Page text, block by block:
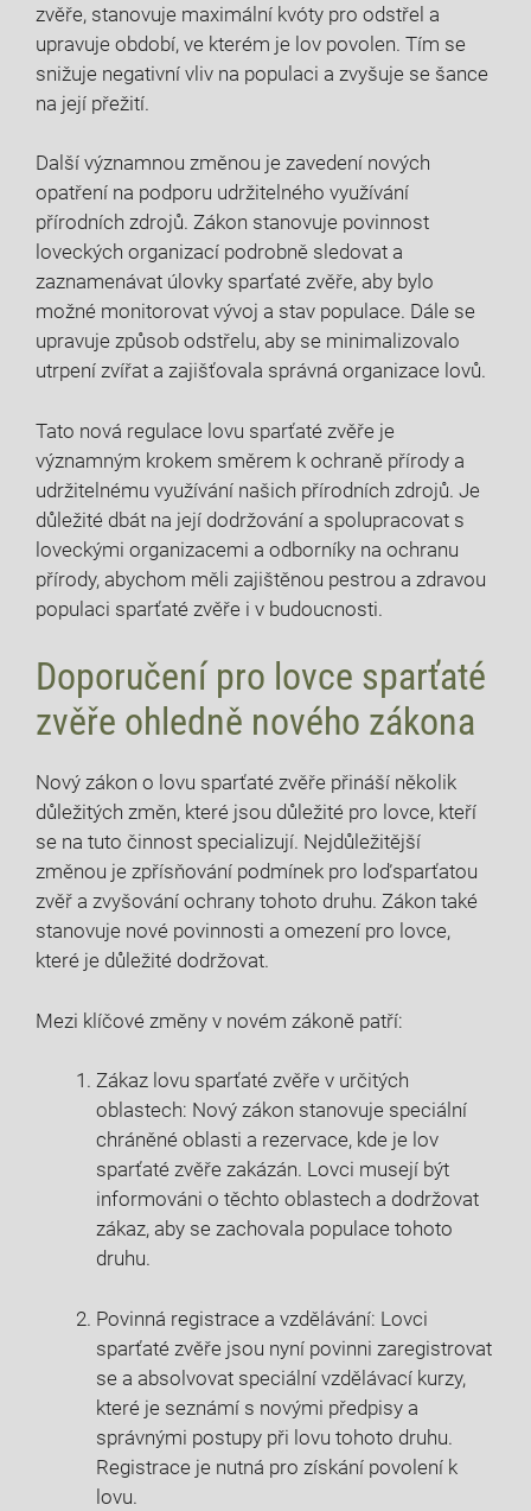
zvěře, stanovuje maximální kvóty pro odstřel a
upravuje období, ve kterém je lov povolen. Tím ​se
snižuje negativní vliv na populaci a ⁢zvyšuje se šance
na její přežití.
Další‍ významnou změnou je zavedení nových
‌opatření na podporu udržitelného využívání
přírodních zdrojů. Zákon stanovuje povinnost​
loveckých organizací podrobně sledovat a
zaznamenávat úlovky⁣ sparťaté zvěře, ⁤aby ‍bylo
⁢možné​ monitorovat vývoj a stav populace. Dále‌ se
upravuje způsob odstřelu, aby se minimalizovalo⁢
utrpení​ zvířat a zajišťovala správná organizace lovů.
Tato nová ‌regulace lovu sparťaté zvěře je
významným krokem směrem k ochraně přírody a ​
udržitelnému využívání našich přírodních zdrojů. Je
důležité dbát na její dodržování a ‍spolupracovat ‌s
loveckými organizacemi a ‍odborníky⁣ na ochranu
přírody, abychom měli zajištěnou​ pestrou ⁢a ‌zdravou
populaci sparťaté zvěře ⁢i v ​budoucnosti.
Doporučení pro lovce sparťaté
zvěře ⁤ohledně nového zákona
Nový zákon‌ o lovu ⁤sparťaté ⁣zvěře⁢ přináší několik
důležitých změn,‌ které‍ jsou důležité pro lovce, kteří
se na tuto⁣ činnost specializují. Nejdůležitější
‍změnou ‍je zpřísňování podmínek pro ‌loďsparťatou
zvěř a zvyšování ‌ochrany tohoto​ druhu. Zákon také
stanovuje nové povinnosti a omezení pro​ lovce,
které je důležité dodržovat.
Mezi klíčové‌ změny‍ v novém zákoně patří:
Zákaz lovu sparťaté zvěře​ v určitých
oblastech: Nový zákon stanovuje speciální
chráněné oblasti⁣ a rezervace, kde je lov
⁤sparťaté zvěře zakázán. ‌Lovci ⁣musejí být
informováni⁤ o ⁣těchto ​oblastech a dodržovat
zákaz, aby se zachovala populace ‍tohoto
druhu.
Povinná registrace a​ vzdělávání: Lovci
sparťaté zvěře jsou nyní povinni zaregistrovat
se a absolvovat speciální ‍vzdělávací kurzy,
které je​ seznámí s novými⁢ předpisy a
správnými postupy ⁣při lovu tohoto‌ druhu.
Registrace ⁤je nutná pro​ získání povolení k
lovu.